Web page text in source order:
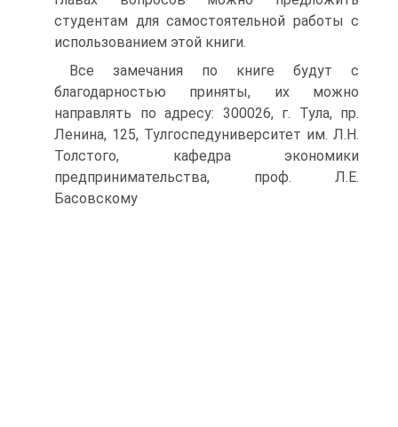
студентам для самостоятельной работы с
использованием этой книги.
Все замечания по книге будут с
благодарностью приняты, их можно
направлять по адресу: 300026, г. Тула, пр.
Ленина, 125, Тулгоспедуниверситет им. Л.Н.
Толстого, кафедра экономики
предпринимательства, проф. Л.Е.
Басовскому